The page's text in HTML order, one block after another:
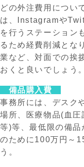
どの外注費用につい
は、Instagramや
を行うステーション
るため経費削減とな
業など、対面での挨
おくと良いでしょう。
備品購入費
事務所には、デスク
場所、医療物品(血
等)等、最低限の備
のために100万円～
う。